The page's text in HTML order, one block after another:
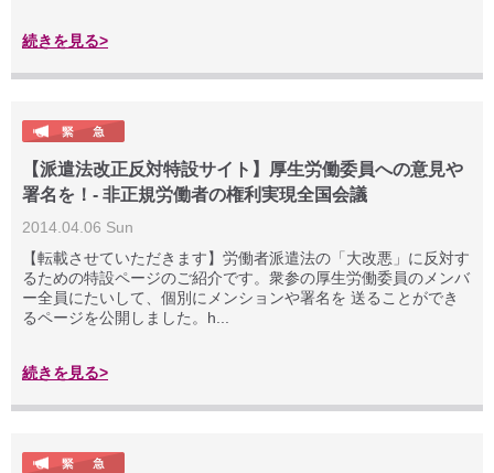
続きを見る>
【派遣法改正反対特設サイト】厚生労働委員への意見や
署名を！- 非正規労働者の権利実現全国会議
2014.04.06 Sun
【転載させていただきます】労働者派遣法の「大改悪」に反対す
るための特設ページのご紹介です。衆参の厚生労働委員のメンバ
ー全員にたいして、個別にメンションや署名を 送ることができ
るページを公開しました。h...
続きを見る>